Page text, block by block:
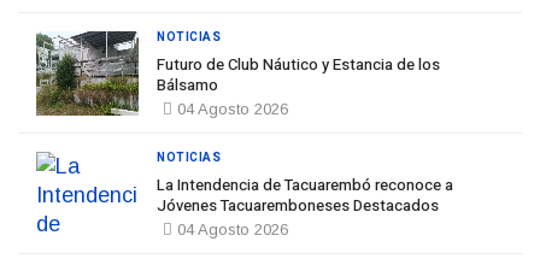
Futuro de Club Náutico y Estancia de los
Bálsamo
04 Agosto 2026
NOTICIAS
La Intendencia de Tacuarembó reconoce a
Jóvenes Tacuaremboneses Destacados
04 Agosto 2026
NOTICIAS